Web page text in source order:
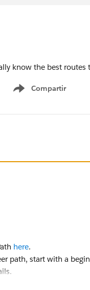
know the best
Compartir
Show menu
here.
path, start with a
-